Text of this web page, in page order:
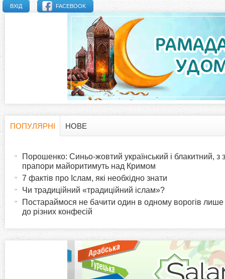
к
к
FACEBOOK
z
ПОПУЛЯРНІ
в
НОВЕ
Порошенко: Синьо-жовтий український і блакитний, з
прапори майоритимуть над Кримом
7 фактів про Іслам, які необхідно знати
Чи традиційний «традиційний іслам»?
Постараймося не бачити один в одному ворогів лише
до різних конфесій